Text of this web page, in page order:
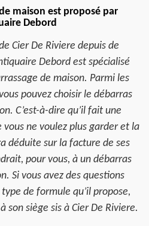
maison est proposé par
Debord
Cier De Riviere depuis de
Debord est spécialisé
de maison. Parmi les
pouvez choisir le débarras
C’est-à-dire qu’il fait une
ne voulez plus garder et la
déduite sur la facture de ses
pour vous, à un débarras
Si vous avez des questions
de formule qu’il propose,
son siège sis à Cier De Riviere.